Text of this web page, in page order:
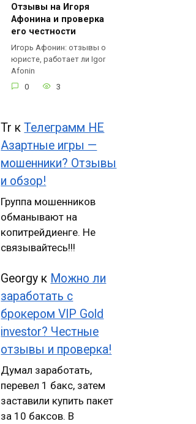
Отзывы на Игоря
Афонина и проверка
его честности
Игорь Афонин: отзывы о
юристе, работает ли Igor
Afonin
0
3
Tr кТелеграмм НЕ
Азартные игры —
мошенники? Отзывы
и обзор!
Группа мошенников
обманывают на
копитрейдиенге. Не
связывайтесь!!!
Georgy к Можно ли
заработать с
брокером VIP Gold
investor? Честные
отзывы и проверка!
Думал заработать,
перевел 1 бакс, затем
заставили купить пакет
за 10 баксов. В